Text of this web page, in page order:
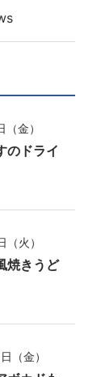
金）
のドライ
火）
焼きうど
（金）